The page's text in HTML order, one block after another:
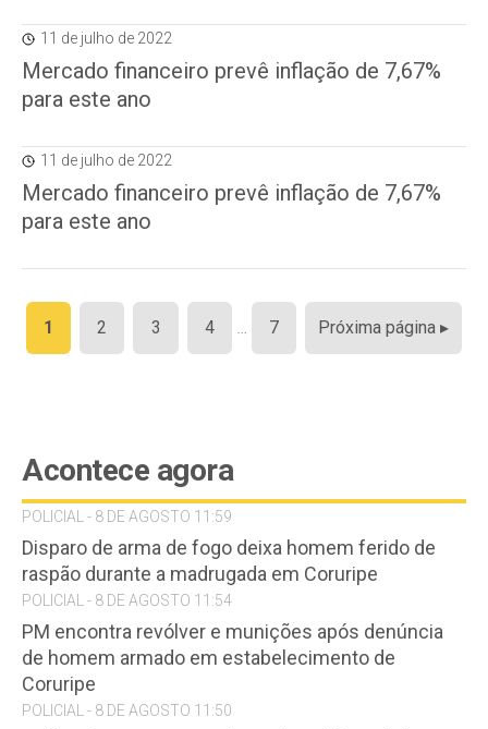
11 de julho de 2022
Mercado financeiro prevê inflação de 7,67%
para este ano
11 de julho de 2022
Mercado financeiro prevê inflação de 7,67%
para este ano
Paginação
de
1 2 3 4 … 7 Próxima página ▸
Acontece agora
POLICIAL - 8 DE AGOSTO 11:59
Disparo de arma de fogo deixa homem ferido de
raspão durante a madrugada em Coruripe
POLICIAL - 8 DE AGOSTO 11:54
PM encontra revólver e munições após denúncia
de homem armado em estabelecimento de
Coruripe
POLICIAL - 8 DE AGOSTO 11:50